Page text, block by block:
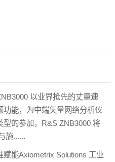
以业界抢先的丈量速
能，为中端矢量网络分析仪
的参加，R&S ZNB3000 将
施......
能Axiometrix Solutions 工业